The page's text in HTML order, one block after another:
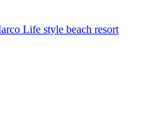
Life style beach resort